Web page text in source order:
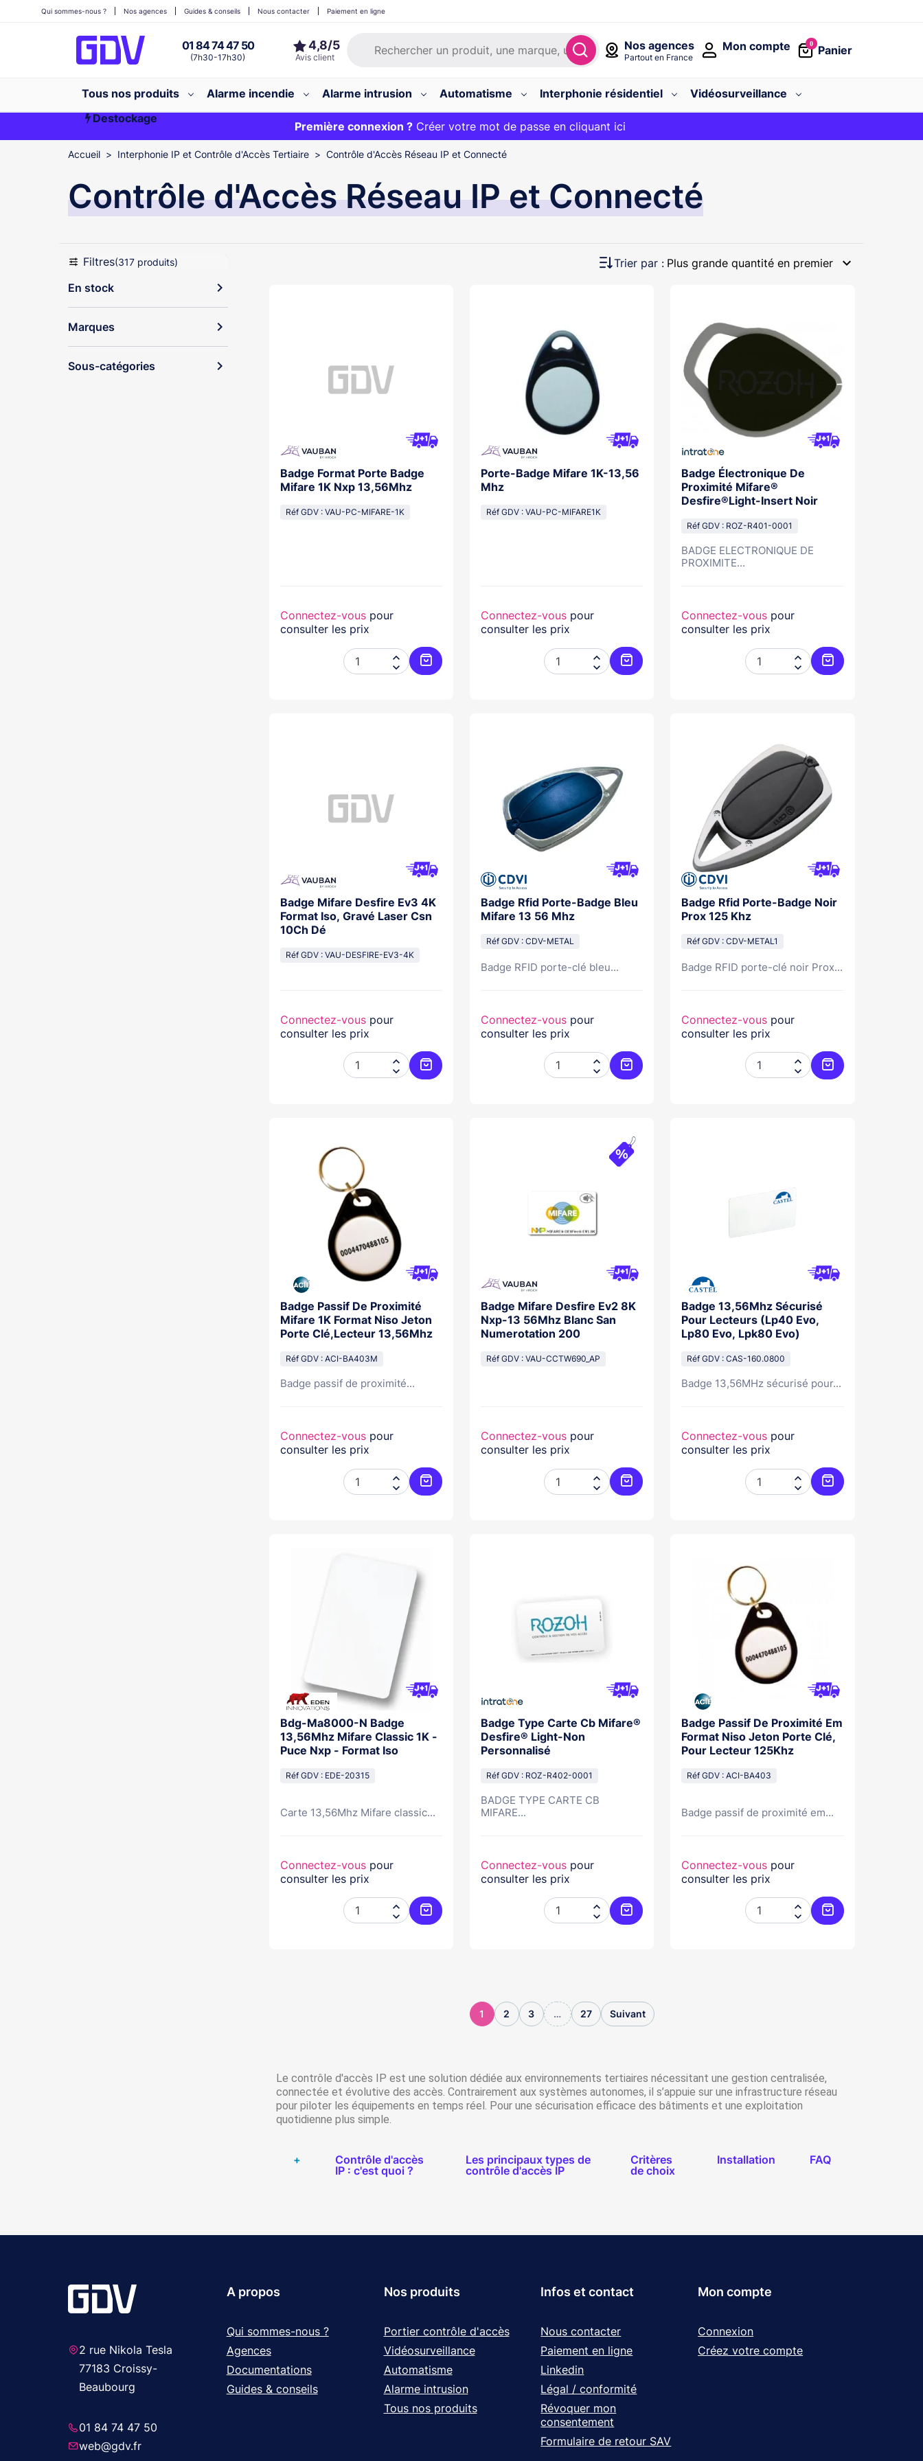
Nos agences
Partout en France
01 84 74 47 50
(7h30-17h30)
0
Panier
Mon compte
Qui sommes-nous ? Nos agences Guides & conseils Nous contacter Paiement en ligne
Tous nos produits Alarme incendie Alarme intrusion Automatisme Interphonie résidentiel
Vidéosurveillance
Destockage
Première commande ?20€ OFFERT sur votre panier et livraison 24/48h gratuite avec le code
Première connexion ?Créer votre mot de passe en cliquant ici
EXCLU WEB :
Accueil Interphonie IP et Contrôle d'Accès Tertiaire Contrôle d'Accès Réseau IP et Connecté
Contrôle d'Accès Réseau IP et Connecté
Filtres(317 produits)
En stock expand_more
Marques expand_more
Sous-catégories expand_more
Trier par : Plus grande quantité en premier expand_more
Badge Format Porte Badge
Mifare 1K Nxp 13,56Mhz
Réf GDV : VAU-PC-MIFARE-1K
Connectez-vouspour
consulter les prix


Ajouter au panier
Porte-Badge Mifare 1K-13,56
Mhz
Réf GDV : VAU-PC-MIFARE1K
Connectez-vouspour
consulter les prix


Ajouter au panier
Badge Électronique De
Proximité Mifare®
Desfire®Light-Insert Noir
Réf GDV : ROZ-R401-0001
BADGE ELECTRONIQUE DE
PROXIMITE...
Connectez-vous pour
consulter les prix


Ajouter au panier
Badge Mifare Desfire Ev3 4K
Format Iso, Gravé Laser Csn
10Ch Dé
Réf GDV : VAU-DESFIRE-EV3-4K
Connectez-vouspour
consulter les prix


Ajouter au panier
Badge Rfid Porte-Badge Bleu
Mifare 13 56 Mhz
Réf GDV : CDV-METAL
Badge RFID porte-clé bleu...
Connectez-vouspour
consulter les prix


Ajouter au panier
Badge Rfid Porte-Badge Noir
Prox 125 Khz
Réf GDV : CDV-METAL1
Badge RFID porte-clé noir Prox...
Connectez-vous pour
consulter les prix


Ajouter au panier
Badge Passif De Proximité
Mifare 1K Format Niso Jeton
Porte Clé,Lecteur 13,56Mhz
Réf GDV : ACI-BA403M
Badge passif de proximité...
Connectez-vouspour
consulter les prix


Ajouter au panier
Badge Mifare Desfire Ev2 8K
Nxp-13 56Mhz Blanc San
Numerotation 200
Réf GDV : VAU-CCTW690_AP
Connectez-vouspour
consulter les prix


Ajouter au panier
Badge 13,56Mhz Sécurisé
Pour Lecteurs (Lp40 Evo,
Lp80 Evo, Lpk80 Evo)
Réf GDV : CAS-160.0800
Badge 13,56MHz sécurisé pour...
Connectez-vous pour
consulter les prix


Ajouter au panier
Bdg-Ma8000-N Badge
13,56Mhz Mifare Classic 1K -
Puce Nxp - Format Iso
Réf GDV : EDE-20315
Carte 13,56Mhz Mifare classic...
Connectez-vouspour
consulter les prix


Ajouter au panier
Badge Type Carte Cb Mifare®
Desfire® Light-Non
Personnalisé
Réf GDV : ROZ-R402-0001
BADGE TYPE CARTE CB
MIFARE...
Connectez-vouspour
consulter les prix


Ajouter au panier
Badge Passif De Proximité Em
Format Niso Jeton Porte Clé,
Pour Lecteur 125Khz
Réf GDV : ACI-BA403
Badge passif de proximité em...
Connectez-vous pour
consulter les prix


Ajouter au panier
1 2 3 … 27 Suivant
Le contrôle d'accès IP est une solution dédiée aux environnements tertiaires nécessitant une gestion centralisée,
connectée et évolutive des accès. Contrairement aux systèmes autonomes, il s’appuie sur une infrastructure réseau
pour piloter les équipements en temps réel. Pour une sécurisation efficace des bâtiments et une exploitation
quotidienne plus simple.
+
Contrôle d'accès
IP : c'est quoi ?
Les principaux types de
contrôle d'accès IP
Critères
de choix
Installation FAQ
2 rue Nikola Tesla
77183 Croissy-
Beaubourg
01 84 74 47 50
web@gdv.fr
A propos
Qui sommes-nous ?
Agences
Documentations
Guides & conseils
Nos produits
Portier contrôle d'accès
Vidéosurveillance
Automatisme
Alarme intrusion
Tous nos produits
Infos et contact
Nous contacter
Paiement en ligne
Linkedin
Légal / conformité
Révoquer mon
consentement
Formulaire de retour SAV
Mon compte
Connexion
Créez votre compte